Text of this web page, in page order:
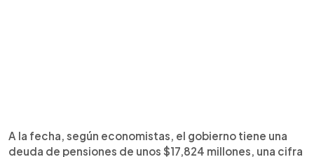
A la fecha, según economistas, el gobierno tiene una
deuda de pensiones de unos $17,824 millones, una cifra